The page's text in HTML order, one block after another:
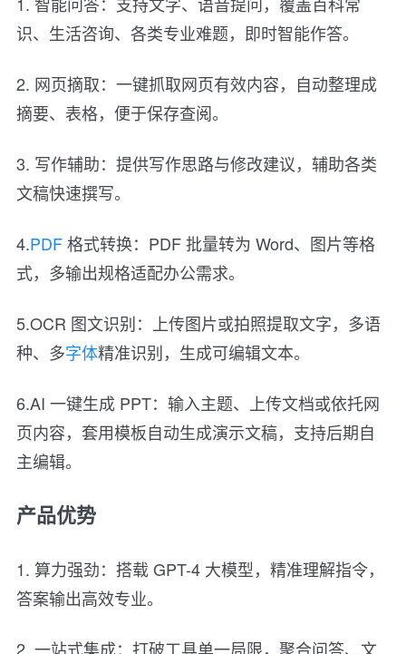
识、生活咨询、各类专业难题，即时智能作答。
2. 网页摘取：一键抓取网页有效内容，自动整理成
摘要、表格，便于保存查阅。
3. 写作辅助：提供写作思路与修改建议，辅助各类
文稿快速撰写。
4.PDF格式转换：PDF 批量转为 Word、图片等格
式，多输出规格适配办公需求。
5.OCR 图文识别：上传图片或拍照提取文字，多语
种、多字体精准识别，生成可编辑文本。
6.AI 一键生成 PPT：输入主题、上传文档或依托网
页内容，套用模板自动生成演示文稿，支持后期自
主编辑。
产品优势
1. 算力强劲：搭载 GPT-4 大模型，精准理解指令，
答案输出高效专业。
2. 一站式集成：打破工具单一局限，聚合问答、文